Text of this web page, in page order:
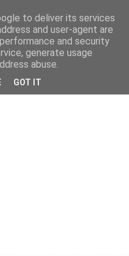
to deliver its services
and user-agent are
and security
generate usage
abuse.
GOT IT